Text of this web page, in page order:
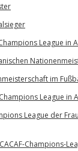
League in
im
League in
League der
Champions-